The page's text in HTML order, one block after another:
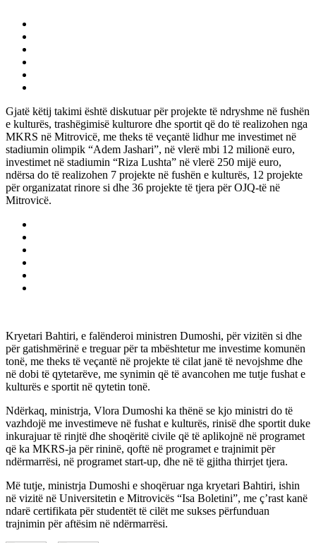
Gjatë këtij takimi është diskutuar për projekte të ndryshme në fushën
e kulturës, trashëgimisë kulturore dhe sportit që do të realizohen nga
MKRS në Mitrovicë, me theks të veçantë lidhur me investimet në
stadiumin olimpik “Adem Jashari”, në vlerë mbi 12 milionë euro,
investimet në stadiumin “Riza Lushta” në vlerë 250 mijë euro,
ndërsa do të realizohen 7 projekte në fushën e kulturës, 12 projekte
për organizatat rinore si dhe 36 projekte të tjera për OJQ-të në
Mitrovicë.
Kryetari Bahtiri, e falënderoi ministren Dumoshi, për vizitën si dhe
për gatishmërinë e treguar për ta mbështetur me investime komunën
tonë, me theks të veçantë në projekte të cilat janë të nevojshme dhe
në dobi të qytetarëve, me synimin që të avancohen me tutje fushat e
kulturës e sportit në qytetin tonë.
Ndërkaq, ministrja, Vlora Dumoshi ka thënë se kjo ministri do të
vazhdojë me investimeve në fushat e kulturës, rinisë dhe sportit duke
inkurajuar të rinjtë dhe shoqëritë civile që të aplikojnë në programet
që ka MKRS-ja për rininë, qoftë në programet e trajnimit për
ndërmarrësi, në programet start-up, dhe në të gjitha thirrjet tjera.
Më tutje, ministrja Dumoshi e shoqëruar nga kryetari Bahtiri, ishin
në vizitë në Universitetin e Mitrovicës “Isa Boletini”, me ç’rast kanë
ndarë certifikata për studentët të cilët me sukses përfunduan
trajnimin për aftësim në ndërmarrësi.